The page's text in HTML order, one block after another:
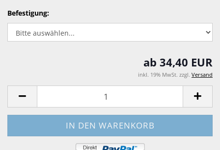
Befestigung:
ab 34,40 EUR
inkl. 19% MwSt. zzgl. Versand